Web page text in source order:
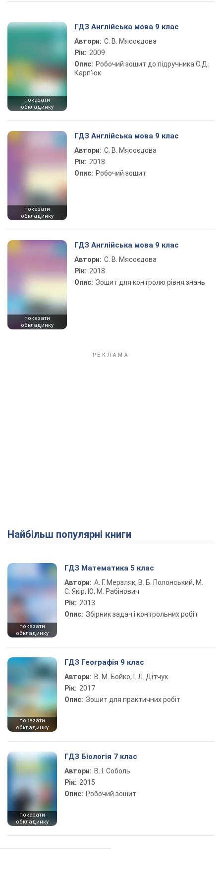
Play Video
показати
обкладинку
ГДЗ Англійська мова 9 клас
Автори: С. В. Мясоєдова
Рік: 2009
Опис: Робочий зошит до підручника О.Д.
Карп’юк
показати
обкладинку
ГДЗ Англійська мова 9 клас
Автори: С. В. Мясоєдова
Рік: 2018
Опис: Робочий зошит
показати
обкладинку
ГДЗ Англійська мова 9 клас
Автори: С. В. Мясоєдова
Рік: 2018
Опис: Зошит для контролю рівня знань
Найбільш популярні книги
показати
обкладинку
ГДЗ Математика 5 клас
Автори: А. Г. Мерзляк, В. Б. Полонський, М.
С. Якір, Ю. М. Рабінович
Рік: 2013
Опис: Збірник задач і контрольних робіт
показати
обкладинку
ГДЗ Географія 9 клас
Автори: В. М. Бойко, І. Л. Дітчук
Рік: 2017
Опис: Зошит для практичних робіт
показати
обкладинку
ГДЗ Біологія 7 клас
Автори: В. І. Соболь
Рік: 2015
Опис: Робочий зошит